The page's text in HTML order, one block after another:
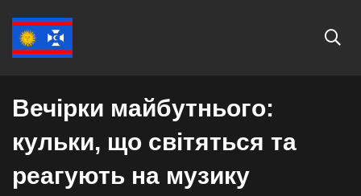
СУСПІЛЬСТВО
Вечірки майбутнього:
кульки, що світяться та
реагують на музику